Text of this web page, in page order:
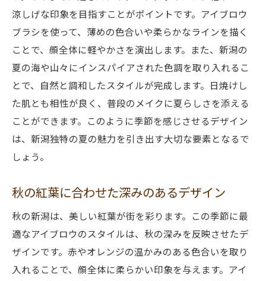
涼しげな印象を目指すことがポイントです。アイブロウ
ブラシを使って、薄めの色合いや柔らかなラインを描く
ことで、顔全体に軽やかさを演出します。また、新潟の
夏の海や山々にインスパイアされた色調を取り入れるこ
とで、自然と調和したスタイルが完成します。日焼けし
た肌とも相性が良く、普段のメイクに夏らしさを添える
ことができます。このように季節を感じさせるデザイン
は、新潟独特の夏の魅力を引き出す大切な要素となるで
しょう。
秋の紅葉に合わせた深みのあるデザイン
秋の新潟は、美しい紅葉が街を彩ります。この季節に最
適なアイブロウのスタイルは、秋の深みを反映させたデ
ザインです。赤やオレンジの温かみのある色合いを取り
入れることで、顔全体に柔らかい印象を与えます。アイ